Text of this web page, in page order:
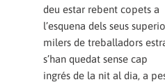
deu estar rebent copets a
l’esquena dels seus
milers de treballadors
s’han quedat sense cap
ingrés de la nit al dia, a